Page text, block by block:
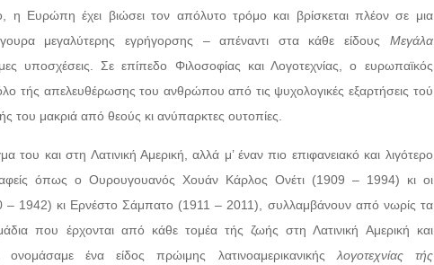
η Ευρώπη έχει βιώσει τον απόλυτο τρόμο και βρίσκεται πλέον σε μια
μεγαλύτερης εγρήγορσης – απέναντι στα κάθε είδους Μεγάλα
υποσχέσεις. Σε επίπεδο Φιλοσοφίας και Λογοτεχνίας, ο ευρωπαϊκός
τής απελευθέρωσης του ανθρώπου από τις ψυχολογικές εξαρτήσεις τού
του μακριά από θεούς κι ανύπαρκτες ουτοπίες.
του και στη Λατινική Αμερική, αλλά μ’ έναν πιο επιφανειακό και λιγότερο
όπως ο Ουρουγουανός Χουάν Κάρλος Ονέτι (1909 – 1994) κι οι
– 1942) κι Ερνέστο Σάμπατο (1911 – 2011), συλλαμβάνουν από νωρίς τα
που έρχονται από κάθε τομέα τής ζωής στη Λατινική Αμερική και
ένα είδος πρώιμης λατινοαμερικανικήςλογοτεχνίας τής